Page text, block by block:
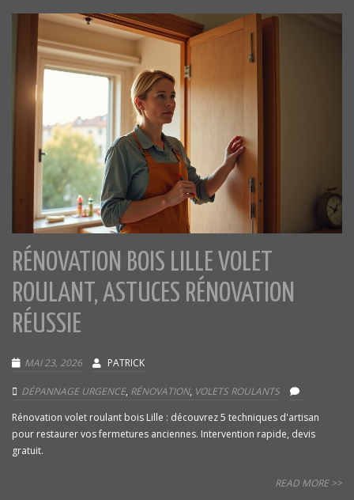
RÉNOVATION BOIS LILLE VOLET
ROULANT, ASTUCES RÉNOVATION
RÉUSSIE
MAI 23, 2026 PATRICK
DÉPANNAGE URGENCE, RÉNOVATION, VOLETS ROULANTS
Rénovation volet roulant bois Lille : découvrez 5 techniques d'artisan
pour restaurer vos fermetures anciennes. Intervention rapide, devis
gratuit.
READ MORE >>